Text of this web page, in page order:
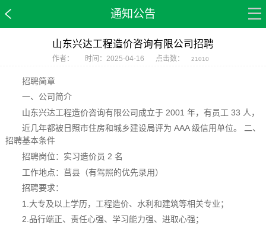
通知公告
山东兴达工程造价咨询有限公司招聘
作者： 时间：2025-04-16 点击数： 21010
招聘简章
一、公司简介
山东兴达工程造价咨询有限公司成立于 2001 年，有员工 33 人，
近几年都被日照市住房和城乡建设局评为 AAA 级信用单位。 二、
招聘基本条件
招聘岗位：实习造价员 2 名
工作地点：莒县（有驾照的优先录用）
招聘要求：
1.大专及以上学历，工程造价、水利和建筑等相关专业；
2.品行端正、责任心强、学习能力强、进取心强；